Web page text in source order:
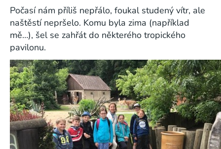
Počasí nám příliš nepřálo, foukal studený vítr, ale
naštěstí nepršelo. Komu byla zima (například
mě…), šel se zahřát do některého tropického
pavilonu.